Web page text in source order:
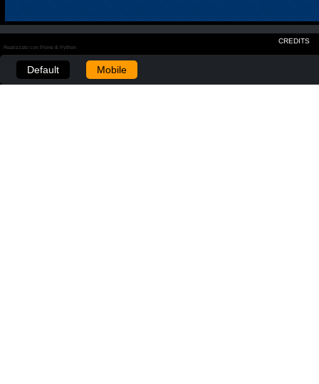
CREDITS
Realizzato con Plone & Python
Default Mobile